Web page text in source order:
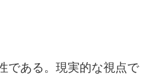
である。現実的な視点で